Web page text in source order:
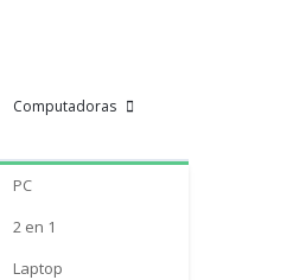
Computadoras
PC
2 en 1
Laptop